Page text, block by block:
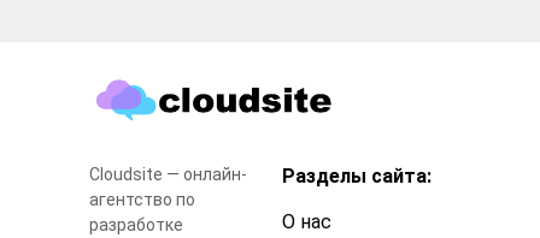
Разделы сайта:
О нас
Cloudsite — онлайн-
агентство по
разработке